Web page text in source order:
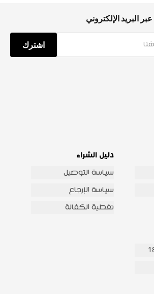
البريد الإلكتروني
اشترك
دليل الشراء
سياسة التوصيل
سياسة الإرجاع
تغطية الكفالة